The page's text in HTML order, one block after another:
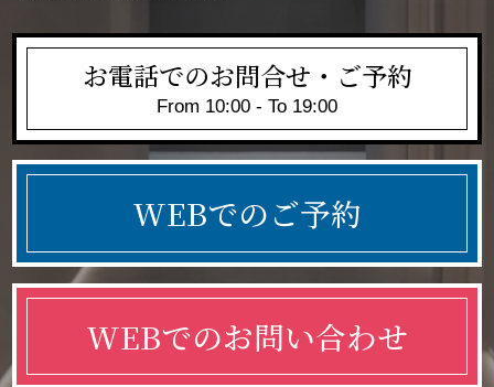
お電話でのお問合せ・ご予約
From 10:00 - To 19:00
WEBでのご予約
WEBでのお問い合わせ